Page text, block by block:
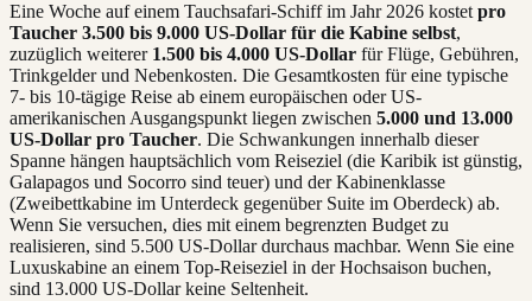
Eine Woche auf einem Tauchsafari-Schiff im Jahr 2026 kostet pro
Taucher 3.500 bis 9.000 US-Dollar für die Kabine selbst,
zuzüglich weiterer 1.500 bis 4.000 US-Dollar für Flüge, Gebühren,
Trinkgelder und Nebenkosten. Die Gesamtkosten für eine typische
7- bis 10-tägige Reise ab einem europäischen oder US-
amerikanischen Ausgangspunkt liegen zwischen 5.000 und 13.000
US-Dollar pro Taucher. Die Schwankungen innerhalb dieser
Spanne hängen hauptsächlich vom Reiseziel (die Karibik ist günstig,
Galapagos und Socorro sind teuer) und der Kabinenklasse
(Zweibettkabine im Unterdeck gegenüber Suite im Oberdeck) ab.
Wenn Sie versuchen, dies mit einem begrenzten Budget zu
realisieren, sind 5.500 US-Dollar durchaus machbar. Wenn Sie eine
Luxuskabine an einem Top-Reiseziel in der Hochsaison buchen,
sind 13.000 US-Dollar keine Seltenheit.